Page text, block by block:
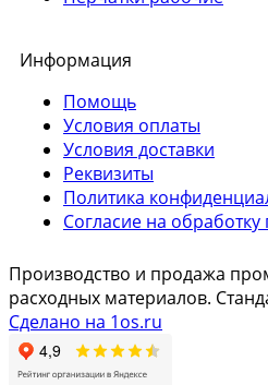
Информация
Помощь
Условия оплаты
Условия доставки
Реквизиты
Политика
Согласие на
Производство и продажа
расходных материалов.
Сделано на 1os.ru